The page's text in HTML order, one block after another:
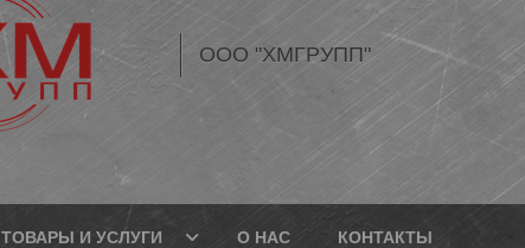
ООО "ХМГРУПП"
ТОВАРЫ И УСЛУГИ О НАС КОНТАКТЫ